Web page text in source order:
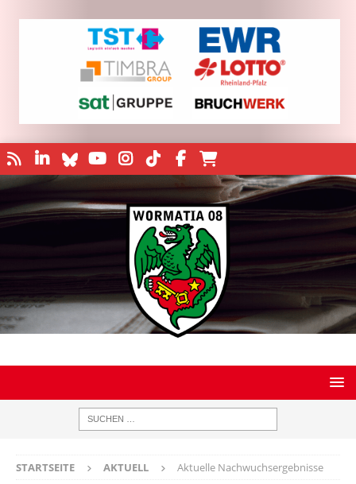
STARTSEITE AKTUELL Aktuelle Nachwuchsergebnisse